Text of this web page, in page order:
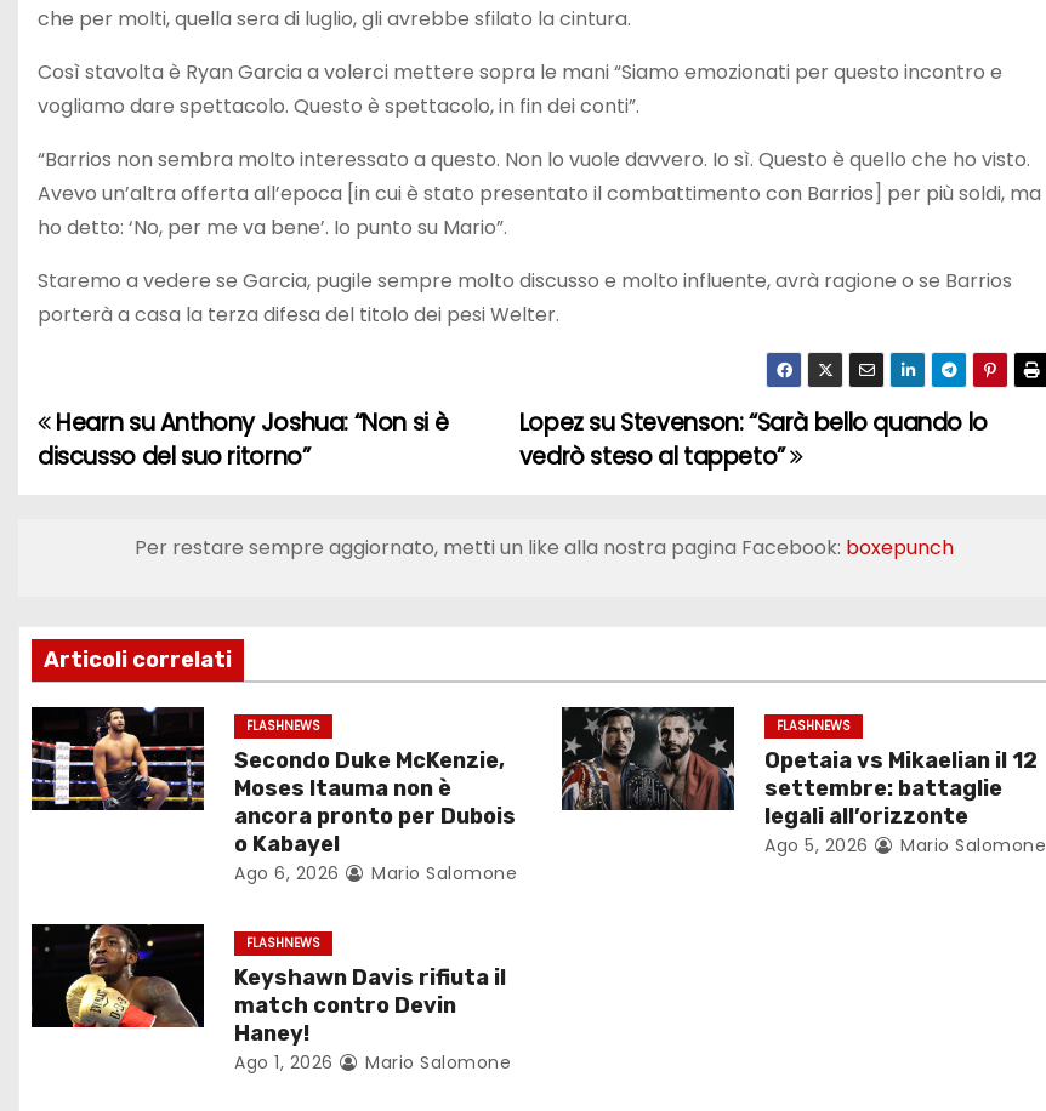
che per molti, quella sera di luglio, gli avrebbe sfilato la cintura.
Così stavolta è Ryan Garcia a volerci mettere sopra le mani “Siamo emozionati per questo incontro e
vogliamo dare spettacolo. Questo è spettacolo, in fin dei conti”.
“Barrios non sembra molto interessato a questo. Non lo vuole davvero. Io sì. Questo è quello che ho visto.
Avevo un’altra offerta all’epoca [in cui è stato presentato il combattimento con Barrios] per più soldi, ma
ho detto: ‘No, per me va bene’. Io punto su Mario”.
Staremo a vedere se Garcia, pugile sempre molto discusso e molto influente, avrà ragione o se Barrios
porterà a casa la terza difesa del titolo dei pesi Welter.
N
g
a
z
i
e
r
Lopez su Stevenson: “Sarà bello quando lo
vedrò steso al tappeto”
Hearn su Anthony Joshua: “Non si è
discusso del suo ritorno”
Per restare sempre aggiornato, metti un like alla nostra pagina Facebook: boxepunch
Articoli correlati
FLASHNEWS
Secondo Duke McKenzie,
Moses Itauma non è
ancora pronto per Dubois
o Kabayel
Ago 6, 2026 Mario Salomone
FLASHNEWS
Opetaia vs Mikaelian il 12
settembre: battaglie
legali all’orizzonte
Ago 5, 2026 Mario Salomone
FLASHNEWS
Keyshawn Davis rifiuta il
match contro Devin
Haney!
Ago 1, 2026 Mario Salomone